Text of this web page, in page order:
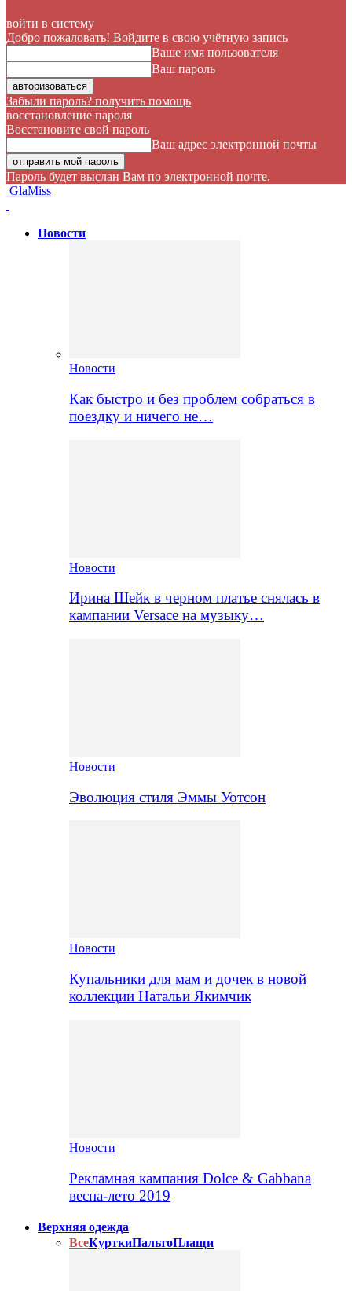
войти в систему
Добро пожаловать! Войдите в свою учётную запись
Ваше имя пользователя
Ваш пароль
Забыли пароль? получить помощь
восстановление пароля
Восстановите свой пароль
Ваш адрес электронной почты
Пароль будет выслан Вам по электронной почте.
GlaMiss
Новости
Новости
Как быстро и без проблем собраться в
поездку и ничего не…
Новости
Ирина Шейк в черном платье снялась в
кампании Versace на музыку…
Новости
Эволюция стиля Эммы Уотсон
Новости
Купальники для мам и дочек в новой
коллекции Натальи Якимчик
Новости
Рекламная кампания Dolce & Gabbana
весна-лето 2019
Верхняя одежда
ВсеКурткиПальтоПлащи